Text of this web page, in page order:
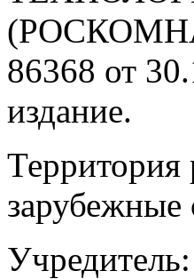
86368 от
издание.
Территория
зарубежные